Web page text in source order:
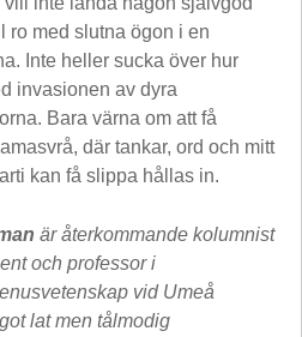
ro med slutna ögon i en
Inte heller sucka över hur
invasionen av dyra
Bara värna om att få
där tankar, ord och mitt
kan få slippa hållas in.
är återkommande kolumnist
och professor i
vid Umeå
lat men tålmodig